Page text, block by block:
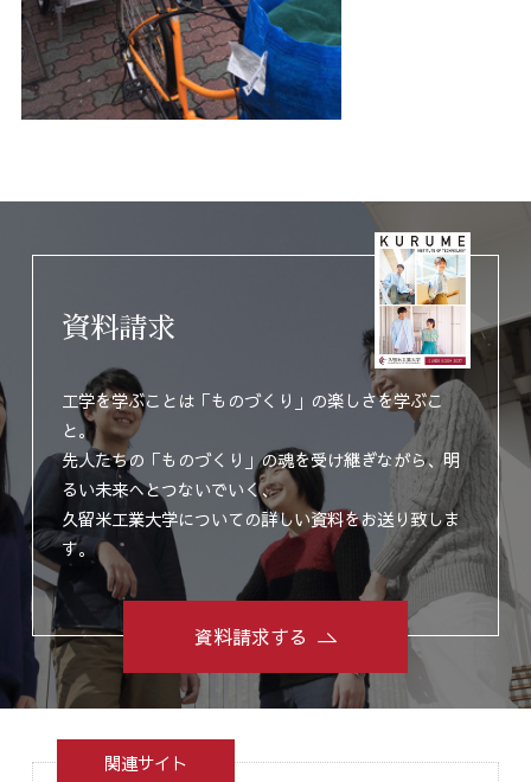
資料請求
工学を学ぶことは「ものづくり」の楽しさを学ぶこ
と。
先人たちの「ものづくり」の魂を受け継ぎながら、明
るい未来へとつないでいく、
久留米工業大学についての詳しい資料をお送り致しま
す。
資料請求する
関連サイト